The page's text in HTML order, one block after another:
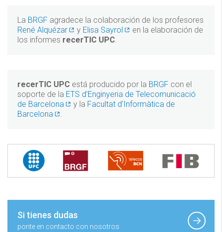
La BRGF agradece la colaboración de los profesores
René Alquézar
y Elisa Sayrol
en la elaboración de
los informes recerTIC UPC
recerTIC UPC está producido por la BRGF con el
soporte de la ETS d’Enginyeria de Telecomunicació
de Barcelona
y la Facultat d'Informàtica de
Barcelona
Si tienes dudas
ponte en contacto con nosotros